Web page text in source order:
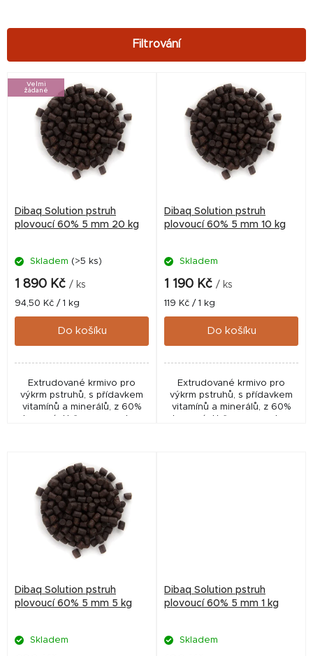
V
o
Velmi
žádané
Dibaq Solution pstruh
plovoucí 60% 5 mm 20 kg
Skladem (>5 ks)
1 890 Kč / ks
Měrná
cena:
94,50 Kč / 1 kg
Do košíku
Extrudované krmivo pro
výkrm pstruhů, s přídavkem
vitamínů a minerálů, z 60%
plovoucí. Určeno pro ryby o
Dibaq Solution pstruh
plovoucí 60% 5 mm 10 kg
Skladem
1 190 Kč / ks
Měrná
cena:
119 Kč / 1 kg
Do košíku
Extrudované krmivo pro
výkrm pstruhů, s přídavkem
vitamínů a minerálů, z 60%
plovoucí. Určeno pro ryby o
Dibaq Solution pstruh
plovoucí 60% 5 mm 5 kg
Skladem
Dibaq Solution pstruh
plovoucí 60% 5 mm 1 kg
Skladem